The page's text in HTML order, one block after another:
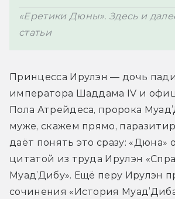
«Еретики Дюны». Здесь и
статьи
Принцесса Ирулэн — дочь
императора Шаддама IV и
Пола Атрейдеса, пророка
муже, скажем прямо,
даёт понять это сразу: «Дюна»
цитатой из труда Ирулэн
Муад’Дибу». Ещё перу Ирулэн
сочинения «История